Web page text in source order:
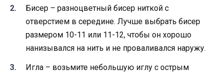
Бисер – разноцветный бисер ниткой с
отверстием в середине. Лучше выбрать бисер
размером 10-11 или 11-12, чтобы он хорошо
нанизывался на нить и не проваливался наружу.
Игла – возьмите небольшую иглу с острым